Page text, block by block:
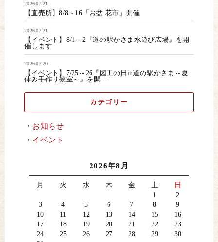
2026.07.21
【直売所】8/8～16「お盆 花市」開催
2026.07.21
【イベント】8/1～2『道の駅かさま水遊び広場』を開
催します
2026.07.20
【イベント】7/25～26『図工の日in道の駅かさま～夏
休み手作り教室～』を開…
カテゴリー
お知らせ
イベント
2026年8月
月 火 水 木 金 土
日
1
2
3
4 5 6 7 8
9
10
11 12 13 14 15
16
17
18 19 20 21 22
23
24
25 26 27 28 29
30